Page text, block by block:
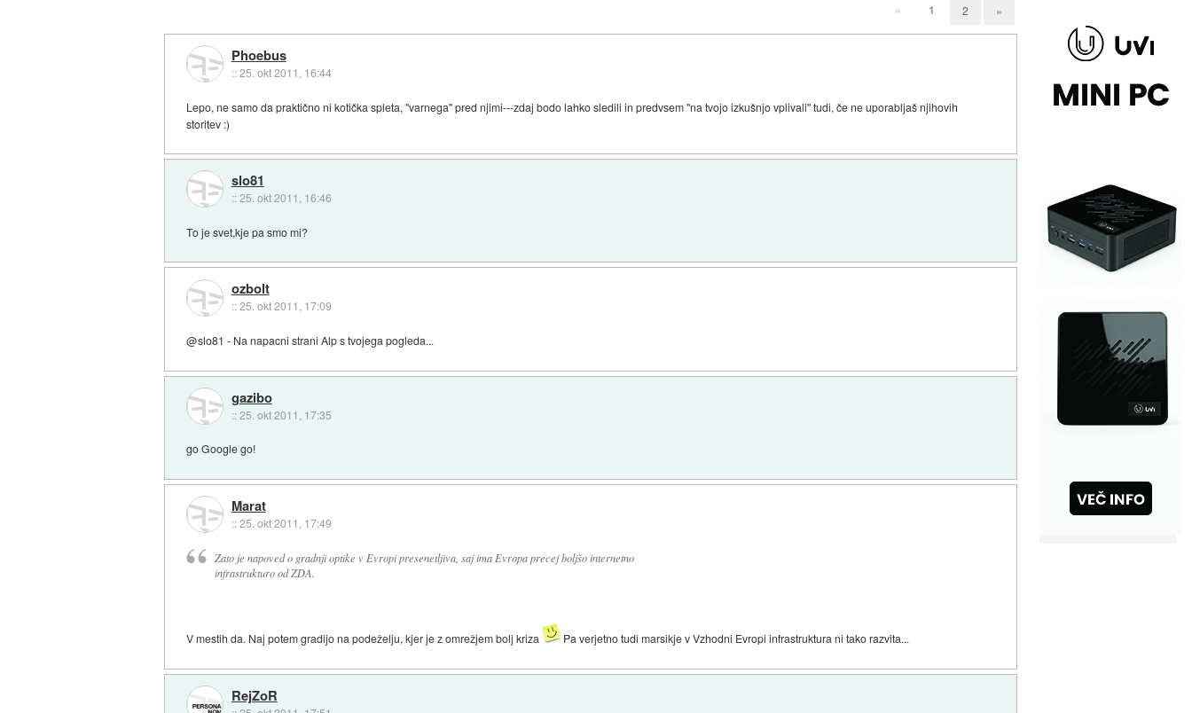
« 1 2 »
Phoebus
::25. okt 2011, 16:44
Lepo, ne samo da praktično ni kotička spleta, "varnega" pred njimi---zdaj bodo lahko sledili in predvsem "na tvojo izkušnjo vplivali" tudi, če ne uporabljaš njihovih
storitev :)
slo81
::25. okt 2011, 16:46
To je svet,kje pa smo mi?
ozbolt
::25. okt 2011, 17:09
@slo81 - Na napacni strani Alp s tvojega pogleda...
gazibo
::25. okt 2011, 17:35
go Google go!
Marat
::25. okt 2011, 17:49
Zato je napoved o gradnji optike v Evropi presenetljiva, saj ima Evropa precej boljšo internetno
infrastrukturo od ZDA.
V mestih da. Naj potem gradijo na podeželju, kjer je z omrežjem bolj kriza Pa verjetno tudi marsikje v Vzhodni Evropi infrastruktura ni tako razvita...
RejZoR